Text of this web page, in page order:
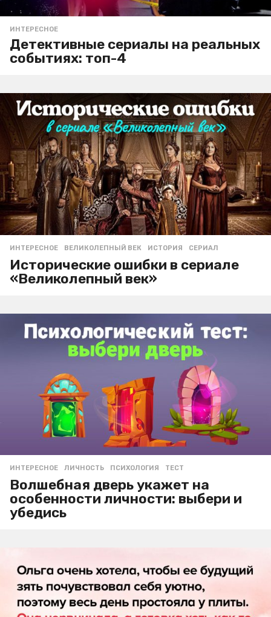
ИНТЕРЕСНОЕ
Детективные сериалы на реальных
событиях: топ-4
ИНТЕРЕСНОЕ ВЕЛИКОЛЕПНЫЙ ВЕК ,ИСТОРИЯ ,СЕРИАЛ
Исторические ошибки в сериале
«Великолепный век»
ИНТЕРЕСНОЕ ЛИЧНОСТЬ ,ПСИХОЛОГИЯ ,ТЕСТ
Волшебная дверь укажет на
особенности личности: выбери и
убедись